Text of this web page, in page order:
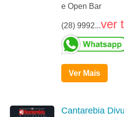
e Open Bar
(28) 9992...ver
Ver Mais
Cantarebia